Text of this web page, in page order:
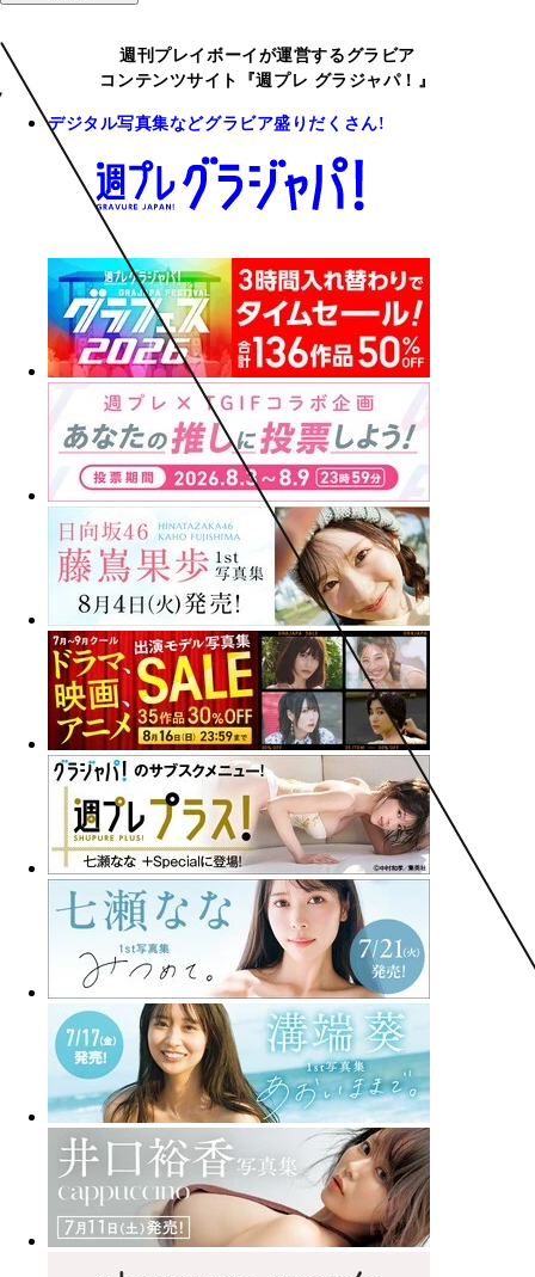
週刊プレイボーイが運営するグラビア
コンテンツサイト『週プレ グラジャパ！』
デジタル写真集などグラビア盛りだくさん!